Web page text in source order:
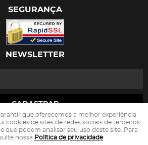
SEGURANÇA
NEWSLETTER
CADASTRAR
Toledo CNPJ: 13.263.497/0001-82
que oferecemos a melhor experiência
cookies de sites de redes sociais de terceiros
que podem analisar seu uso deste site. Para
nossa Política de privacidade.